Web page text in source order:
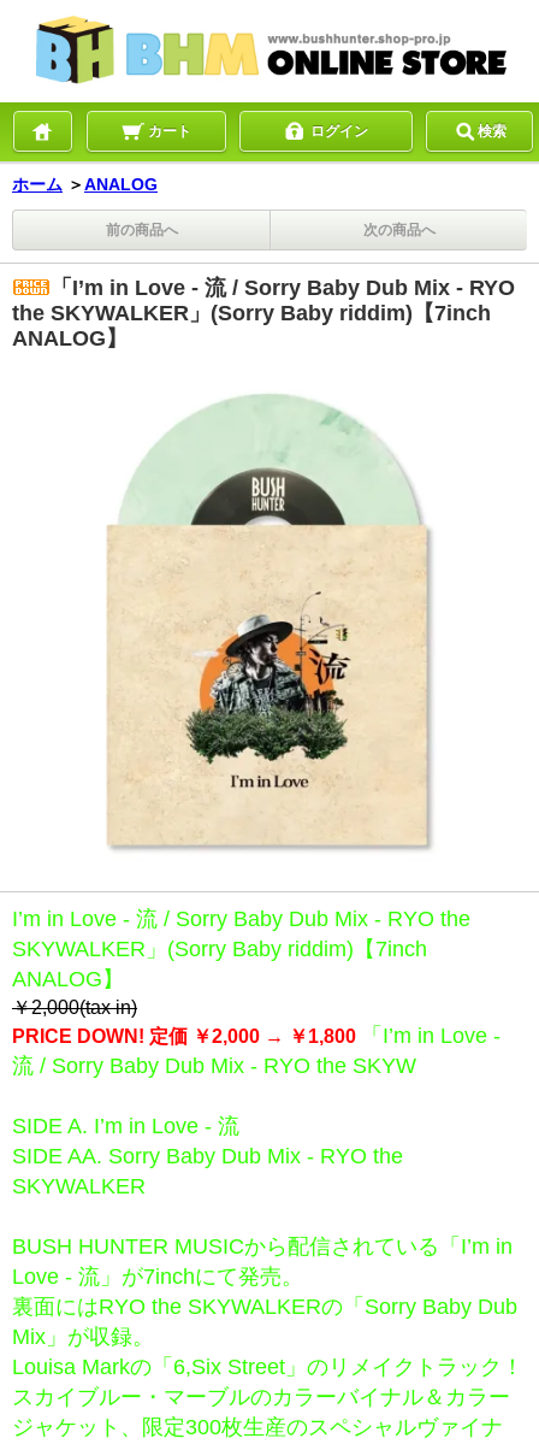
カート ログイン 検索
ホーム ＞ANALOG
前の商品へ 次の商品へ
「I’m in Love - 流 / Sorry Baby Dub Mix - RYO
the SKYWALKER」(Sorry Baby riddim)【7inch
ANALOG】
I’m in Love - 流 / Sorry Baby Dub Mix - RYO the
SKYWALKER」(Sorry Baby riddim)【7inch
ANALOG】
￥2,000(tax in)
PRICE DOWN! 定価 ￥2,000 → ￥1,800
「I’m in Love -
流 / Sorry Baby Dub Mix - RYO the SKYW
SIDE A. I’m in Love - 流
SIDE AA. Sorry Baby Dub Mix - RYO the
SKYWALKER
BUSH HUNTER MUSICから配信されている「I’m in
Love - 流」が7inchにて発売。
裏面にはRYO the SKYWALKERの「Sorry Baby Dub
Mix」が収録。
Louisa Markの「6,Six Street」のリメイクトラック！
スカイブルー・マーブルのカラーバイナル＆カラー
ジャケット、限定300枚生産のスペシャルヴァイナ